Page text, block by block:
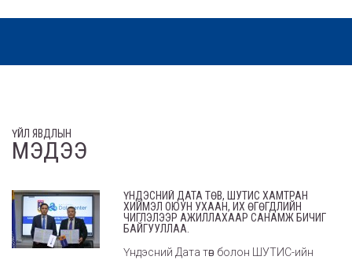
ҮЙЛ ЯВДЛЫН
МЭДЭЭ
ҮНДЭСНИЙ ДАТА ТӨВ, ШУТИС ХАМТРАН
ХИЙМЭЛ ОЮУН УХААН, ИХ ӨГӨГДЛИЙН
ЧИГЛЭЛЭЭР АЖИЛЛАХААР САНАМЖ БИЧИГ
БАЙГУУЛЛАА.
Үндэсний Дата төв болон ШУТИС-ийн